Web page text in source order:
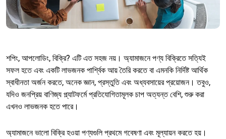
শপিং, আপলোডিং, বিক্রি? এটি এত সহজ নয়। অ্যামাজনে পণ্য বিক্রিতে সত্যিই
সফল হতে এবং একটি লাভজনক পার্শ্বিক আয় তৈরি করতে বা এমনকি নির্দিষ্ট আর্থিক
স্বাধীনতা অর্জন করতে, অনেক জ্ঞান, প্রস্তুতি এবং অধ্যবসায়ের প্রয়োজন। তবুও,
যদিও জনপ্রিয় বাণিজ্য প্ল্যাটফর্মে প্রতিযোগিতামূলক চাপ অত্যন্ত বেশি, শুরু করা
এখনও লাভজনক হতে পারে।
অ্যামাজনে ভালো বিক্রি হওয়া পণ্যগুলি প্রথমে গবেষণা এবং মূল্যায়ন করতে হয়।